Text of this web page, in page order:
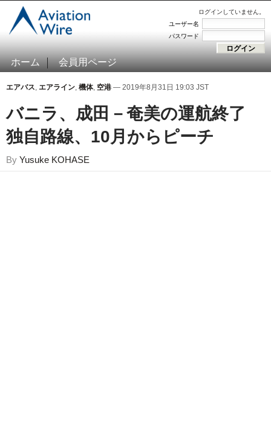
ログインしていません。
ユーザー名
パスワード
ホーム 会員用ページ
エアバス, エアライン, 機体, 空港 — 2019年8月31日 19:03 JST
バニラ、成田－奄美の運航終了
独自路線、10月からピーチ
By Yusuke KOHASE